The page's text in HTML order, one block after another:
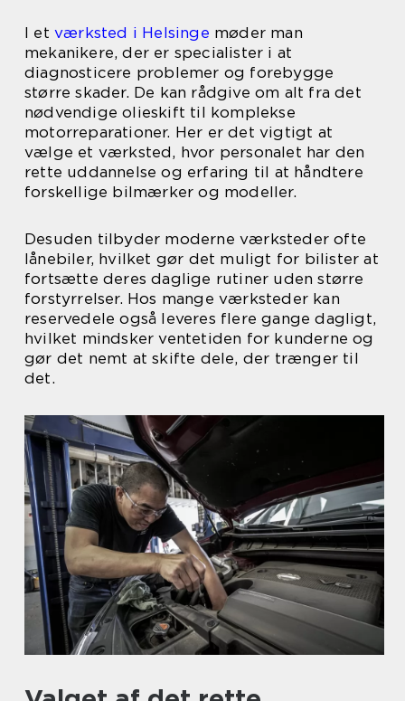
I et værksted i Helsinge møder man
mekanikere, der er specialister i at
diagnosticere problemer og forebygge
større skader. De kan rådgive om alt fra det
nødvendige olieskift til komplekse
motorreparationer. Her er det vigtigt at
vælge et værksted, hvor personalet har den
rette uddannelse og erfaring til at håndtere
forskellige bilmærker og modeller.
Desuden tilbyder moderne værksteder ofte
lånebiler, hvilket gør det muligt for bilister at
fortsætte deres daglige rutiner uden større
forstyrrelser. Hos mange værksteder kan
reservedele også leveres flere gange dagligt,
hvilket mindsker ventetiden for kunderne og
gør det nemt at skifte dele, der trænger til
det.